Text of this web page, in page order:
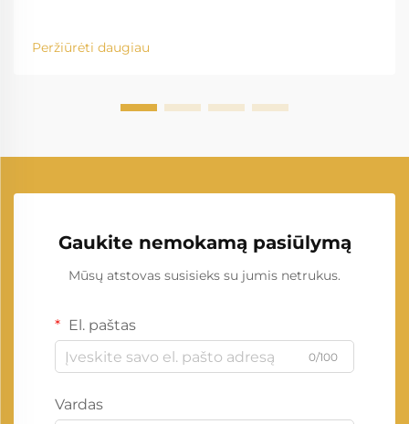
Peržiūrėti daugiau
Gaukite nemokamą pasiūlymą
Mūsų atstovas susisieks su jumis netrukus.
El. paštas
0/100
Vardas